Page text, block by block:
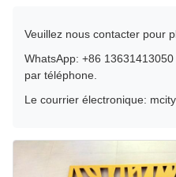
Veuillez nous contacter pour
WhatsApp: +86
par téléphone.
Le courrier électronique: